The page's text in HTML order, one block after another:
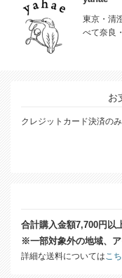
東京・清
べて奈良
お
クレジットカード決済の
合計購入金額7,700円以
※一部対象外の地域、ア
詳細な送料についてはこ